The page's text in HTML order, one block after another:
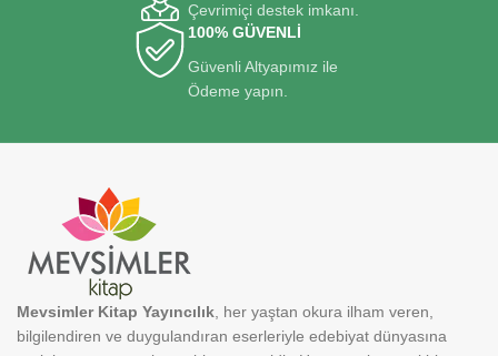
Çevrimiçi destek imkanı.
100% GÜVENLİ
Güvenli Altyapımız ile
Ödeme yapın.
Mevsimler Kitap Yayıncılık, her yaştan okura ilham veren,
bilgilendiren ve duygulandıran eserleriyle edebiyat dünyasına